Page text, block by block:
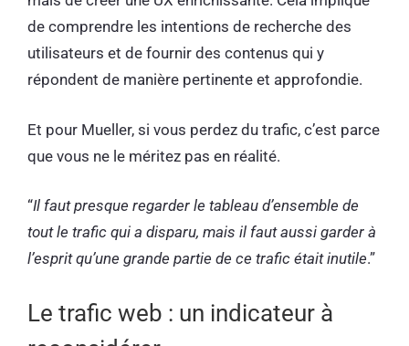
de comprendre les intentions de recherche des
utilisateurs et de fournir des contenus qui y
répondent de manière pertinente et approfondie.
Et pour Mueller, si vous perdez du trafic, c’est parce
que vous ne le méritez pas en réalité.
“Il faut presque regarder le tableau d’ensemble de
tout le trafic qui a disparu, mais il faut aussi garder à
l’esprit qu’une grande partie de ce trafic était inutile.”
Le trafic web : un indicateur à